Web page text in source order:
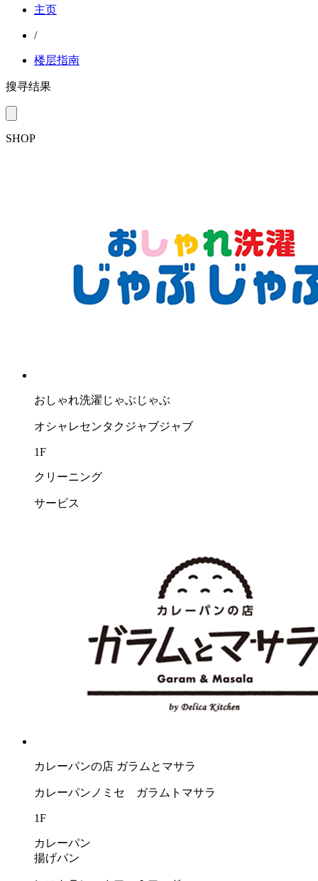
主页
/
楼层指南
搜寻结果
SHOP
おしゃれ洗濯じゃぶじゃぶ
オシャレセンタクジャブジャブ
1F
クリーニング
サービス
カレーパンの店 ガラムとマサラ
カレーパンノミセ ガラムトマサラ
1F
カレーパン
揚げパン